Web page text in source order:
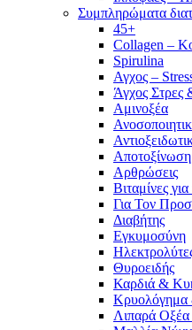
Συμπληρώματα
45+
Collagen –
Spirulina
Αγχος –
Άγχος Στρες
Αμινοξέα
Αρθρώσεις
Βιταμίνες
Για Τον
Διαβήτης
Εγκυμοσύνη
Θυροειδής
Καρδιά &
Κρυολόγημα
Λιπαρά Οξέα